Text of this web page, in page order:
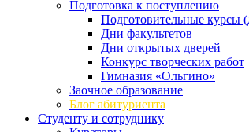
Подготовка к поступлению
Подготовительные курсы
Дни факультетов
Дни открытых дверей
Конкурс творческих работ
Гимназия «Ольгино»
Заочное образование
Блог абитуриента
Студенту и сотруднику